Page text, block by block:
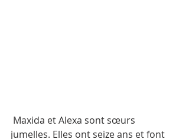
Maxida et Alexa sont sœurs
jumelles. Elles ont seize ans et font